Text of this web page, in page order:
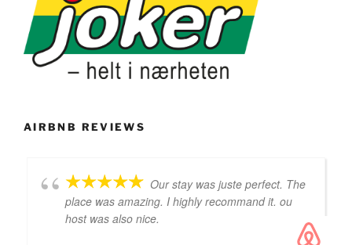
AIRBNB REVIEWS
Our stay was juste perfect. The
place was amazing. I highly recommand it. ou
host was also nice.